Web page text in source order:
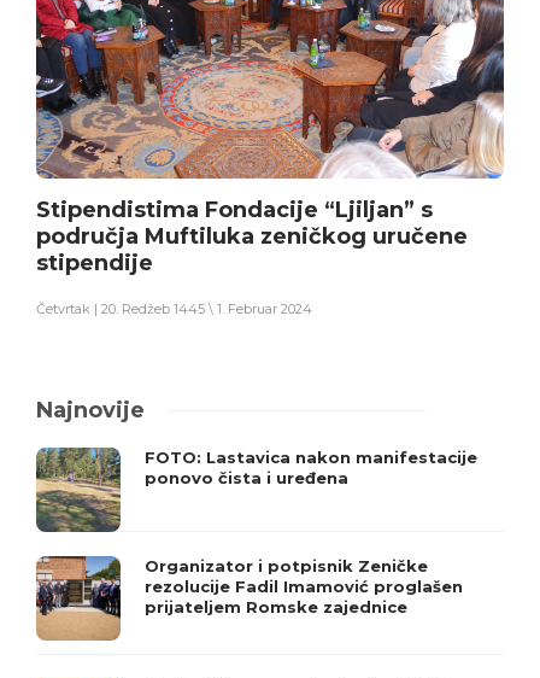
Stipendistima Fondacije “Ljiljan” s
područja Muftiluka zeničkog uručene
stipendije
Četvrtak | 20. Redžeb 1445 \ 1. Februar 2024
Najnovije
FOTO: Lastavica nakon manifestacije
ponovo čista i uređena
Organizator i potpisnik Zeničke
rezolucije Fadil Imamović proglašen
prijateljem Romske zajednice